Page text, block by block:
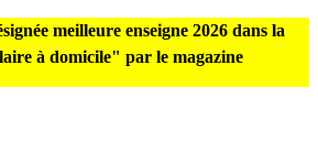
meilleure enseigne 2026 dans la
à domicile" par le magazine